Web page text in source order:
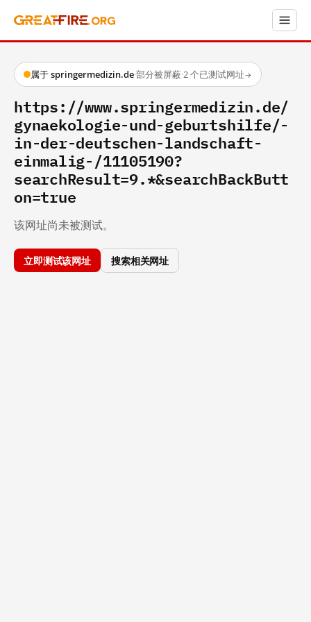
属于 springermedizin.de·部分被屏蔽·2 个已测试网址→
https://www.springermedizin.de/
gynaekologie-und-geburtshilfe/-
in-der-deutschen-landschaft-
einmalig-/11105190?
searchResult=9.*&searchBackButt
on=true
该网址尚未被测试。
立即测试该网址 搜索相关网址